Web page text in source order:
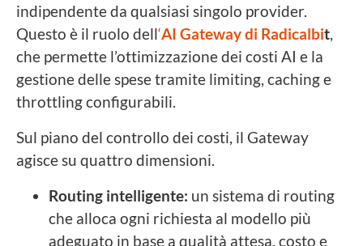
indipendente da qualsiasi singolo provider.
Questo è il ruolo dell‘AI Gateway di Radicalbit,
che permette l’ottimizzazione dei costi AI e la
gestione delle spese tramite limiting, caching e
throttling configurabili.
Sul piano del controllo dei costi, il Gateway
agisce su quattro dimensioni.
Routing intelligente: un sistema di routing
che alloca ogni richiesta al modello più
adeguato in base a qualità attesa, costo e